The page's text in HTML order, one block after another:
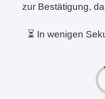
zur Bestätigung,
⏳ In wenigen